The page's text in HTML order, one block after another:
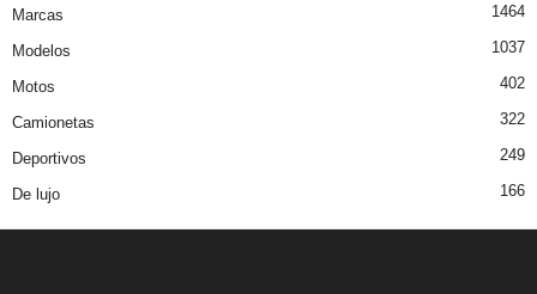
Marcas 1464
Modelos 1037
Motos 402
Camionetas 322
Deportivos 249
De lujo 166